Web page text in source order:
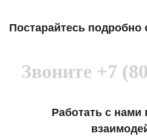
Постарайтесь подробно
Звоните +7
Работать с нами